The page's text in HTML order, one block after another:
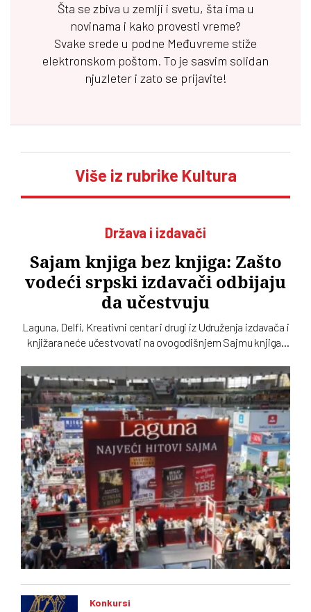
Šta se zbiva u zemlji i svetu, šta ima u
novinama i kako provesti vreme?
Svake srede u podne Međuvreme stiže
elektronskom poštom. To je sasvim solidan
njuzleter i zato se prijavite!
Više iz rubrike Kultura
Država i izdavači
Sajam knjiga bez knjiga: Zašto
vodeći srpski izdavači odbijaju
da učestvuju
Laguna, Delfi, Kreativni centar i drugi iz Udruženja izdavača i
knjižara neće učestvovati na ovogodišnjem Sajmu knjiga.
Geopopetika i drugi iz Udruženja profesionalnih izdavača
Konkursi